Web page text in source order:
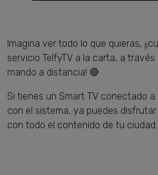
Imagina ver todo lo que quieras,
servicio TelfyTV a la carta, a través
mando a distancia! 🔴
Si tienes un Smart TV conectado
con el sistema, ya puedes disfrutar
con todo el contenido de tu ciudad.